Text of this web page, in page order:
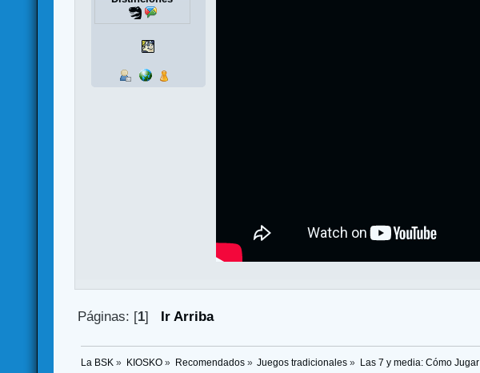
Páginas: [1] Ir Arriba
La BSK » KIOSKO» Recomendados» Juegos tradicionales » Las 7 y media: Cómo Jugar